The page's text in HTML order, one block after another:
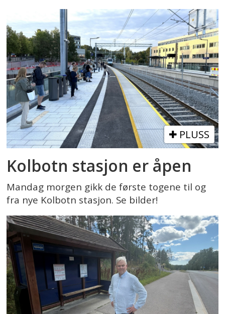
PLUSS
Kolbotn stasjon er åpen
Mandag morgen gikk de første togene til og
fra nye Kolbotn stasjon. Se bilder!